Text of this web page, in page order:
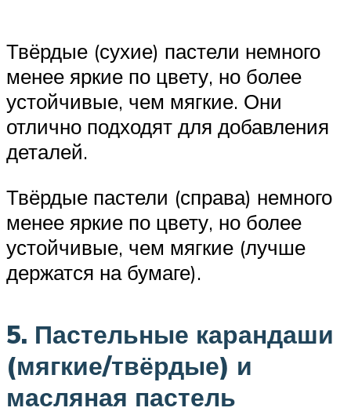
Твёрдые (сухие) пастели немного
менее яркие по цвету, но более
устойчивые, чем мягкие. Они
отлично подходят для добавления
деталей.
Твёрдые пастели (справа) немного
менее яркие по цвету, но более
устойчивые, чем мягкие (лучше
держатся на бумаге).
5. Пастельные карандаши
(мягкие/твёрдые) и
масляная пастель